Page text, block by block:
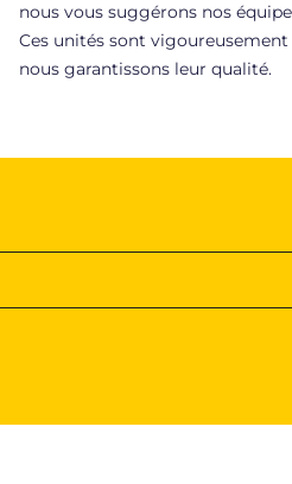
nous vous suggérons nos
Ces unités sont vigoureusement
nous garantissons leur qualité.